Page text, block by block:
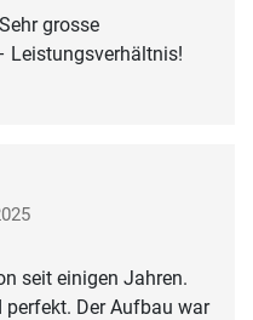
grosse
Leistungsverhältnis!
seit einigen Jahren.
Der Aufbau war